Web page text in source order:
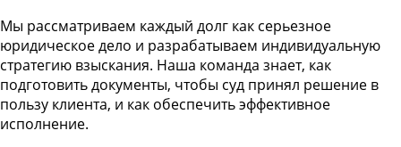
Мы рассматриваем каждый долг как серьезное
юридическое дело и разрабатываем индивидуальную
стратегию взыскания. Наша команда знает, как
подготовить документы, чтобы суд принял решение в
пользу клиента, и как обеспечить эффективное
исполнение.